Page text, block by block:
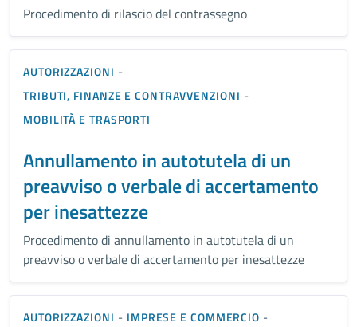
Procedimento di rilascio del contrassegno
AUTORIZZAZIONI -
TRIBUTI, FINANZE E CONTRAVVENZIONI -
MOBILITÀ E TRASPORTI
Annullamento in autotutela di un
preavviso o verbale di accertamento
per inesattezze
Procedimento di annullamento in autotutela di un
preavviso o verbale di accertamento per inesattezze
AUTORIZZAZIONI - IMPRESE E COMMERCIO -